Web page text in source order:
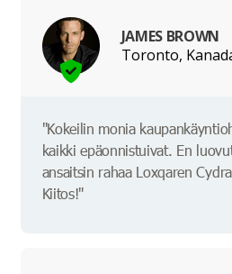
JAMES BROWN
Toronto,
"Kokeilin monia
kaikki epäonnistuivat. En
ansaitsin rahaa Loxqaren
Kiitos!"